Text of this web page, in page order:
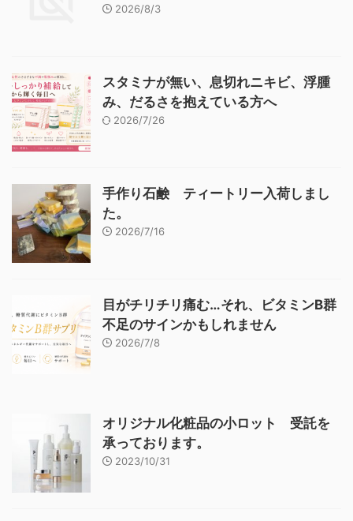
2026/8/3
スタミナが無い、息切れニキビ、浮腫
み、だるさを抱えている方へ
2026/7/26
手作り石鹸 ティートリー入荷しまし
た。
2026/7/16
目がチリチリ痛む…それ、ビタミンB群
不足のサインかもしれません
2026/7/8
オリジナル化粧品の小ロット 受託を
承っております。
2023/10/31